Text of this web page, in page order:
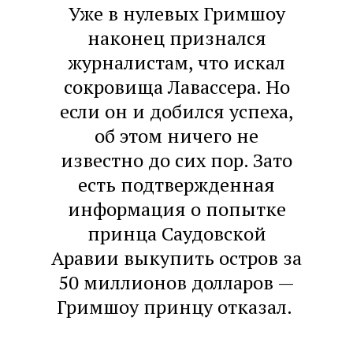
Уже в нулевых Гримшоу
наконец признался
журналистам, что искал
сокровища Лавассера. Но
если он и добился успеха,
об этом ничего не
известно до сих пор. Зато
есть подтвержденная
информация о попытке
принца Саудовской
Аравии выкупить остров за
50 миллионов долларов —
Гримшоу принцу отказал.